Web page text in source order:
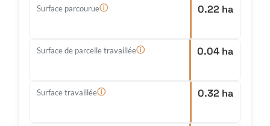
Surface parcourueⓘ 0.22 ha
Surface de parcelle travailléeⓘ 0.04 ha
Surface travailléeⓘ 0.32 ha